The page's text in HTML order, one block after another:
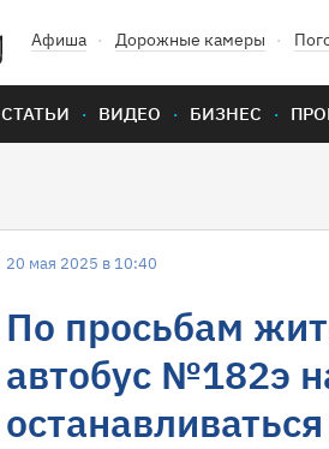
Афиша Дорожные камеры
СТАТЬИ ВИДЕО БИЗНЕС
20 мая 2025 в 10:40
По просьбам
автобус №182э